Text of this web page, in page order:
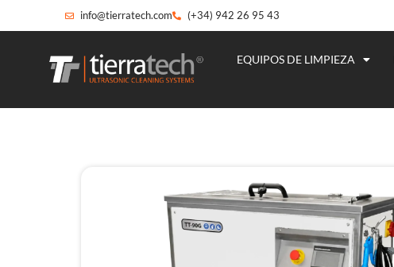
info@tierratech.com (+34) 942 26 95 43
EQUIPOS DE LIMPIEZA